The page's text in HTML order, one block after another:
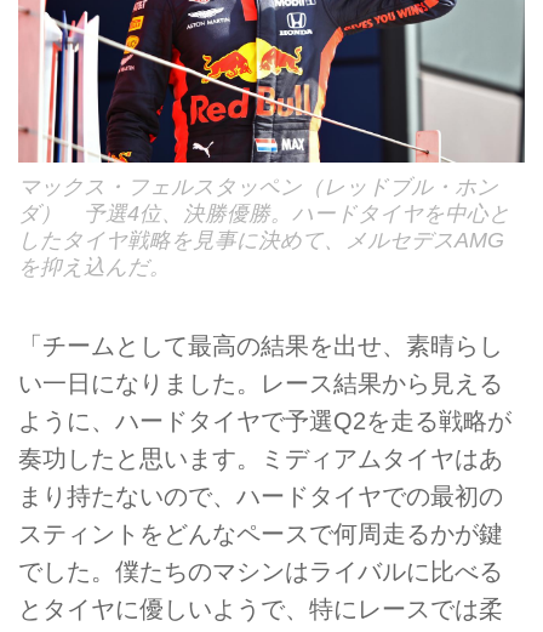
マックス・フェルスタッペン（レッドブル・ホン
ダ） 予選4位、決勝優勝。ハードタイヤを中心と
したタイヤ戦略を見事に決めて、メルセデスAMG
を抑え込んだ。
「チームとして最高の結果を出せ、素晴らし
い一日になりました。レース結果から見える
ように、ハードタイヤで予選Q2を走る戦略が
奏功したと思います。ミディアムタイヤはあ
まり持たないので、ハードタイヤでの最初の
スティントをどんなペースで何周走るかが鍵
でした。僕たちのマシンはライバルに比べる
とタイヤに優しいようで、特にレースでは柔